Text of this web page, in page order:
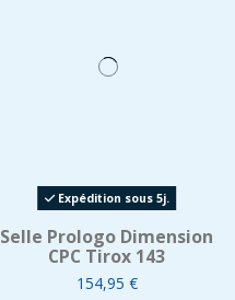
Expédition sous 5j.
Selle Prologo Dimension
CPC Tirox 143
154,95 €